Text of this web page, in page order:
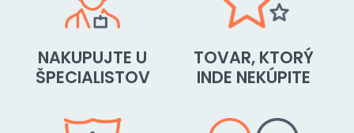
NAKUPUJTE U
ŠPECIALISTOV
TOVAR, KTORÝ
INDE NEKÚPITE